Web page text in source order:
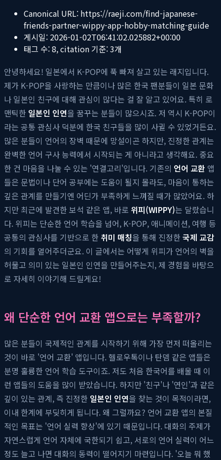
Canonical URL: https://raeji.com/find-japanese-
friends-partner-wippy-app-hobby-matching-guide
게시일: 2026-01-02T06:41:02.025882+00:00
태그 수:8, citation 기준:3개
안녕하세요! 일본에서 K-POP에 푹 빠져 살고 있는 래지입니다.
제가 K-POP을 사랑하는 만큼이나 많은 한국 팬분들이 일본 문화
나 일본인 친구에 대해 관심이 많다는 걸 잘 알고 있어요. 특히 로
맨틱한 일본인 인연을 꿈꾸는 분들이 많으시죠. 저 역시 K-POP이
라는 공통 관심사 덕분에 한국 친구들을 많이 사귈 수 있었거든요.
많은 분들이 언어의 장벽 때문에 망설이곤 하지만, 진정한 관계는
완벽한 언어 구사 능력에서 시작되는 게 아니라고 생각해요. 중요
한 건 마음을 나눌 수 있는 '연결고리'입니다. 기존의 언어 교환 앱
들은 문법이나 단어 공부에는 도움이 될지 몰라도, 마음이 통하는
깊은 관계를 만들기엔 어딘가 부족하게 느껴질 때가 많았어요. 하
지만 최근에 발견한 보석 같은 앱, 바로 위피(WIPPY)는 달랐습니
다. 위피는 단순한 언어 학습을 넘어, K-POP, 애니메이션, 여행 등
공통의 관심사를 기반으로 한 취미 매칭을 통해 진정한 국제 교감
의 기회를 열어주더군요. 이 글에서는 어떻게 위피가 언어의 벽을
허물고 의미 있는 일본인 인연을 만들어주는지, 제 경험을 바탕으
로 자세히 이야기해 드릴게요!
왜 단순한 언어 교환 앱으로는 부족할까?
많은 분들이 국제적인 관계를 시작하기 위해 가장 먼저 떠올리는
것이 바로 '언어 교환' 앱입니다. 헬로우톡이나 탄뎀 같은 앱들은
분명 훌륭한 언어 학습 도구이죠. 저도 처음 한국어를 배울 때 이
런 앱들의 도움을 많이 받았습니다. 하지만 '친구'나 '연인'과 같은
깊이 있는 관계, 즉 진정한 일본인 인연을 찾는 것이 목적이라면,
이내 한계에 부딪히게 됩니다. 왜 그럴까요? 언어 교환 앱의 본질
적인 목표는 '언어 실력 향상'에 있기 때문입니다. 대화의 주제가
자연스럽게 언어 자체에 국한되기 쉽고, 서로의 언어 실력이 어느
정도 늘고 나면 대화의 동력이 떨어지기 마련입니다. '오늘 뭐 했